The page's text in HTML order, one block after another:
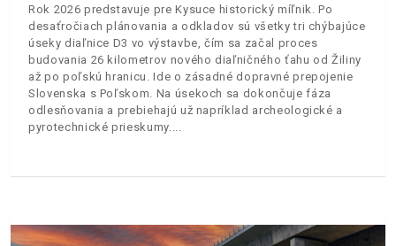
Rok 2026 predstavuje pre Kysuce historický míľnik. Po
desaťročiach plánovania a odkladov sú všetky tri chýbajúce
úseky diaľnice D3 vo výstavbe, čím sa začal proces
budovania 26 kilometrov nového diaľničného ťahu od Žiliny
až po poľskú hranicu. Ide o zásadné dopravné prepojenie
Slovenska s Poľskom. Na úsekoch sa dokončuje fáza
odlesňovania a prebiehajú už napríklad archeologické a
pyrotechnické prieskumy.